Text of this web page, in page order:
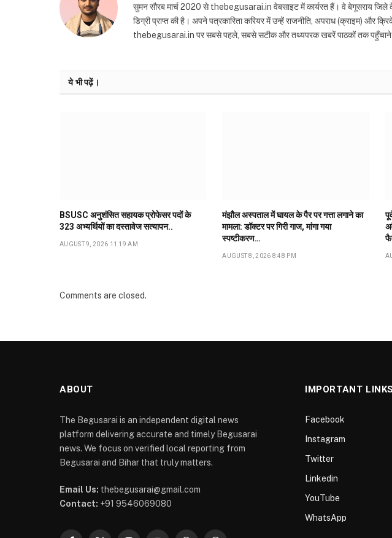
सुमन सौरब मार्च 2020 से thebegusarai.in वेबसाइट में कार्यरत हैं। वे बेगूसराय जिले
डिग्री प्राप्त की है। अपने पत्रकारिता करियर में उन्हें राजनीति, अपराध (क्राइम) और
thebegusarai.in पर सबसे पहले, सबसे सटीक और तथ्यपरक खबरें पाठकों तक पहुँचाने
ये भी पढ़ें।
BSUSC अनुशंसित सहायक प्रोफेसर पदों के
323 अभ्यर्थियों का दस्तावेज सत्यापन..
AUGUST 9, 2026 11:19 AM
मंझौल अस्पताल में घायल के पैर पर गत्ता लगाने का
मामला: डॉक्टर पर गिरी गाज, मांगा गया
स्पष्टीकरण…
AUGUST 8, 2026 8:48 PM
Comments are closed.
ABOUT
The Begusarai is an independent digital news
platform delivering accurate and timely Begusarai
news. We focus on verified local reporting from
Begusarai and Bihar that truly matters.
Email Us: thebegusarai@gmail.com
Contact: +91 9546069080
IMPORTANT LINKS
Facebook
Instagram
Twitter
Linkedin
YouTube
WhatsApp